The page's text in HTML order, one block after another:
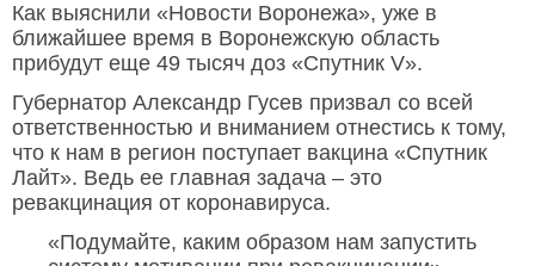
Как выяснили «Новости Воронежа», уже в
ближайшее время в Воронежскую область
прибудут еще 49 тысяч доз «Спутник V».
Губернатор Александр Гусев призвал со всей
ответственностью и вниманием отнестись к тому,
что к нам в регион поступает вакцина «Спутник
Лайт». Ведь ее главная задача – это
ревакцинация от коронавируса.
«Подумайте, каким образом нам запустить